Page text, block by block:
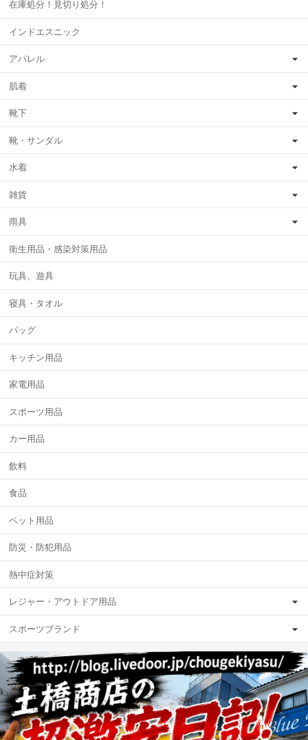
在庫処分！見切り処分！
インドエスニック
アパレル
肌着
靴下
靴・サンダル
水着
雑貨
雨具
衛生用品・感染対策用品
玩具、遊具
寝具・タオル
バッグ
キッチン用品
家電用品
スポーツ用品
カー用品
飲料
食品
ペット用品
防災・防犯用品
熱中症対策
レジャー・アウトドア用品
スポーツブランド